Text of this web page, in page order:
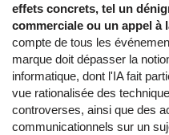
effets concrets, tel un
commerciale ou un appel à
compte de tous les
marque doit dépasser la
informatique, dont l'IA fait
vue rationalisée des
controverses, ainsi que des
communicationnels sur un